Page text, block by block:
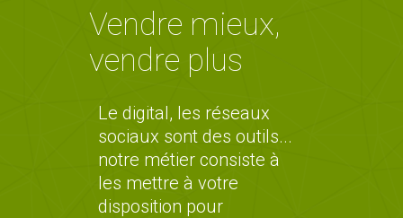
Vendre mieux,
vendre plus
Le digital, les réseaux
sociaux sont des outils...
notre métier consiste à
les mettre à votre
disposition pour